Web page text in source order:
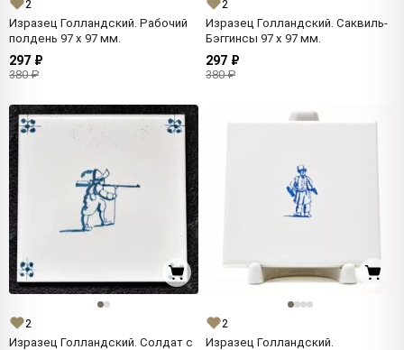
2
Изразец Голландский. Рабочий
полдень 97 x 97 мм.
297 ₽
380 ₽
2
Изразец Голландский. Саквиль-
Бэггинсы 97 x 97 мм.
297 ₽
380 ₽
2
Изразец Голландский. Солдат с
2
Изразец Голландский.